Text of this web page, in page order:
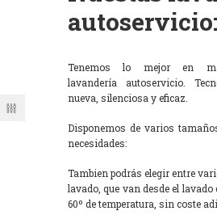
autoservicio:
Tenemos lo mejor en
lavandería autoservicio.
nueva, silenciosa y eficaz.
Disponemos de varios
necesidades:
Tambien podrás elegir entre
lavado, que van desde el
60º de temperatura, sin coste